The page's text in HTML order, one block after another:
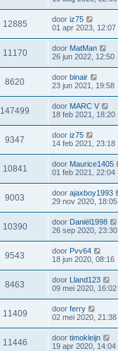
12885 door iz75
01 apr 2023, 12:07
11170 door MatMan
26 jun 2022, 12:50
8620 door binair
23 jun 2021, 19:58
147499 door MARC V
18 feb 2021, 18:20
9347 door iz75
14 feb 2021, 23:18
10841 door Maurice1405
01 feb 2021, 22:04
9003 door ajaxboy1993
29 nov 2020, 18:05
10390 door Daniël1998
26 sep 2020, 23:30
9543 door Pvv64
18 jun 2020, 08:16
8463 door Lland123
09 mei 2020, 16:02
11409 door ferry
02 mei 2020, 21:38
11446 door timokleijn
19 apr 2020, 14:04